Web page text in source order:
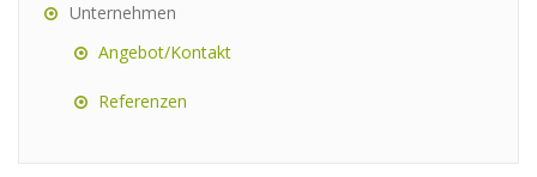
Unternehmen
Angebot/Kontakt
Referenzen